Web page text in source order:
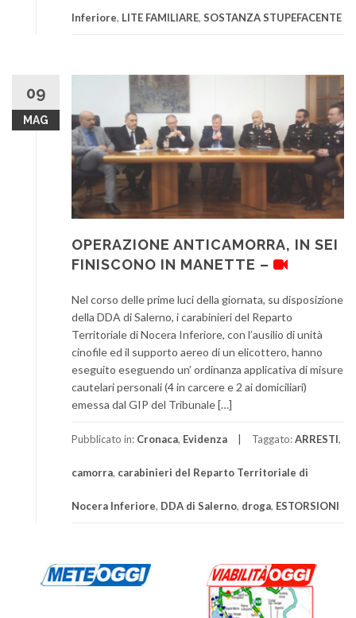
Inferiore, LITE FAMILIARE, SOSTANZA STUPEFACENTE
09
MAG
OPERAZIONE ANTICAMORRA, IN SEI
FINISCONO IN MANETTE –
Nel corso delle prime luci della giornata, su disposizione
della DDA di Salerno, i carabinieri del Reparto
Territoriale di Nocera Inferiore, con l’ausilio di unità
cinofile ed il supporto aereo di un elicottero, hanno
eseguito eseguendo un’ ordinanza applicativa di misure
cautelari personali (4 in carcere e 2 ai domiciliari)
emessa dal GIP del Tribunale […]
Pubblicato in: Cronaca, Evidenza Taggato:ARRESTI,
camorra, carabinieri del Reparto Territoriale di
Nocera Inferiore, DDA di Salerno, droga, ESTORSIONI